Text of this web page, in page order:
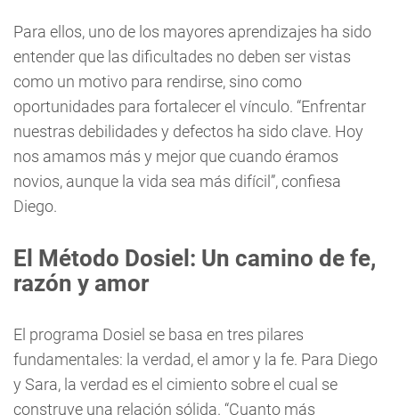
Para ellos, uno de los mayores aprendizajes ha sido
entender que las dificultades no deben ser vistas
como un motivo para rendirse, sino como
oportunidades para fortalecer el vínculo. “Enfrentar
nuestras debilidades y defectos ha sido clave. Hoy
nos amamos más y mejor que cuando éramos
novios, aunque la vida sea más difícil”, confiesa
Diego.
El Método Dosiel: Un camino de fe,
razón y amor
El programa Dosiel se basa en tres pilares
fundamentales: la verdad, el amor y la fe. Para Diego
y Sara, la verdad es el cimiento sobre el cual se
construye una relación sólida. “Cuanto más